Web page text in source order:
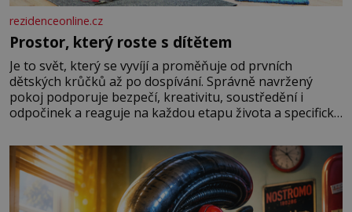
rezidenceonline.cz
Prostor, který roste s dítětem
Je to svět, který se vyvíjí a proměňuje od prvních
dětských krůčků až po dospívání. Správně navržený
pokoj podporuje bezpečí, kreativitu, soustředění i
odpočinek a reaguje na každou etapu života a specifické
měkkost a bezpečí, proto by pokoj miminka měl působit
především klidně a útulně. Předškolní věk je